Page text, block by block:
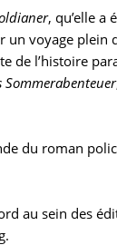
, qu’elle a
voyage plein
de l’histoire
Sommerabenteuer
du roman
au sein des